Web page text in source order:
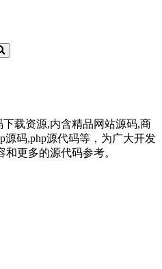
载资源,内含精品网站源码,商
源码,php源代码等，为广大开发
更多的源代码参考。